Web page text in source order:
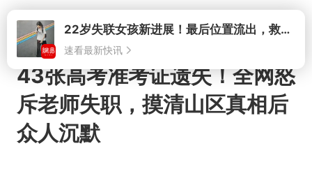
打开22岁失联女孩新进展！最后位置流出，救援队再曝两大噩耗母亲崩溃
速看最新快讯
43张高考准考证遗失！全网怒
斥老师失职，摸清山区真相后
众人沉默